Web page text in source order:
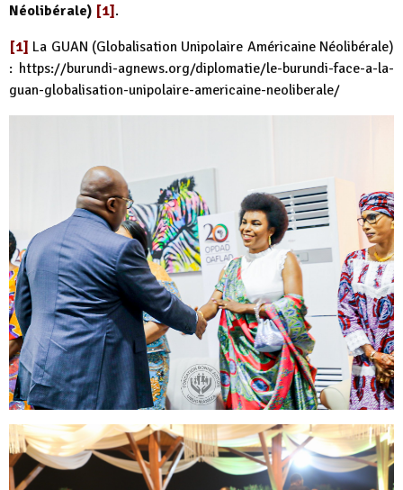
Néolibérale) [1].
[1] La GUAN (Globalisation Unipolaire Américaine Néolibérale)
: https://burundi-agnews.org/diplomatie/le-burundi-face-a-la-
guan-globalisation-unipolaire-americaine-neoliberale/